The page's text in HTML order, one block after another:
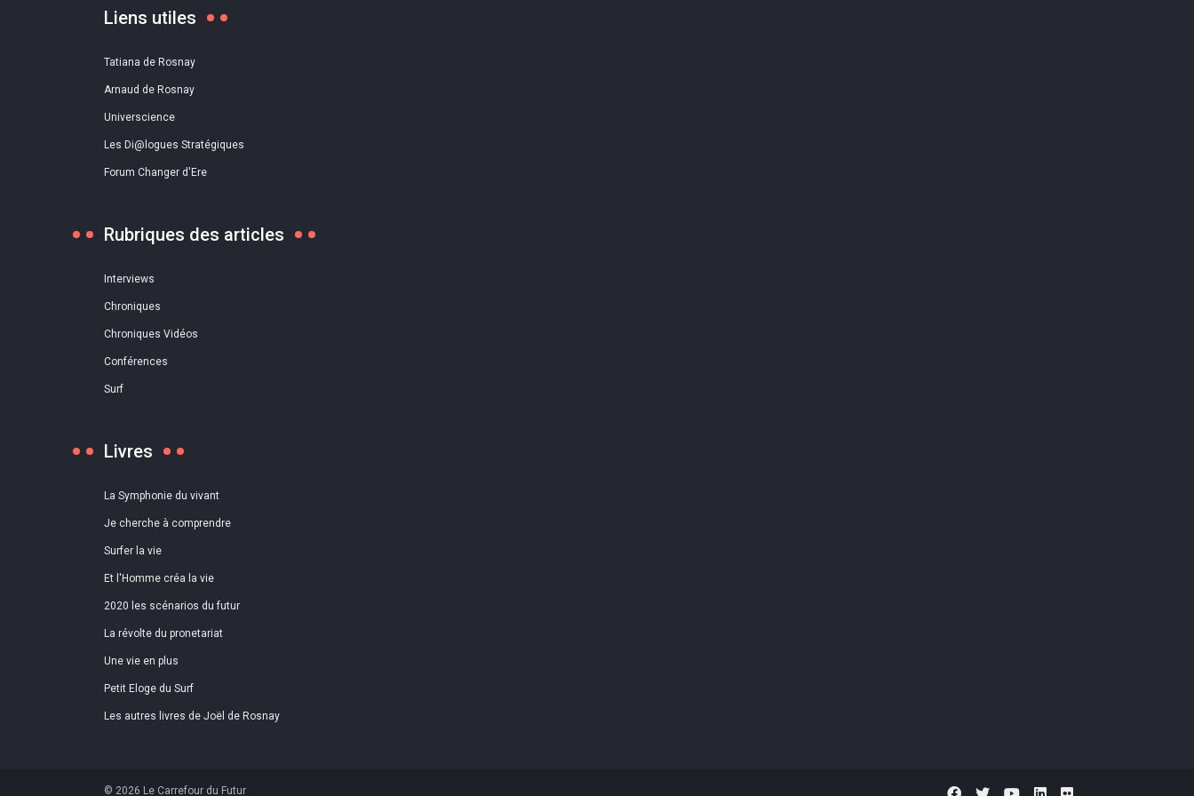
Liens utiles
Tatiana de Rosnay
Arnaud de Rosnay
Universcience
Les Di@logues Stratégiques
Forum Changer d'Ere
Rubriques des articles
Interviews
Chroniques
Chroniques Vidéos
Conférences
Surf
Livres
La Symphonie du vivant
Je cherche à comprendre
Surfer la vie
Et l'Homme créa la vie
2020 les scénarios du futur
La révolte du pronetariat
Une vie en plus
Petit Eloge du Surf
Les autres livres de Joël de Rosnay
© 2026 Le Carrefour du Futur